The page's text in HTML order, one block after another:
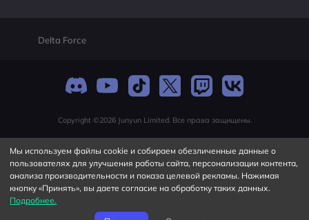
Delta Force
Copyright ©2026 Junyun Limited. Все права защищены.
Мы используем файлы cookie и собираем обезличенные данные о
пользователях для улучшения работы сайта, персонализации контента,
анализа производительности и показа целевой рекламы. Нажимая
кнопку «Принять», вы даете согласие на обработку таких данных.
Подробнее.